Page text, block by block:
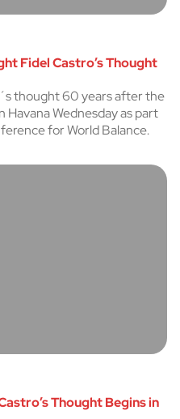
Fidel Castro’s Thought
thought 60 years after the
Havana Wednesday as part
for World Balance.
Thought Begins in